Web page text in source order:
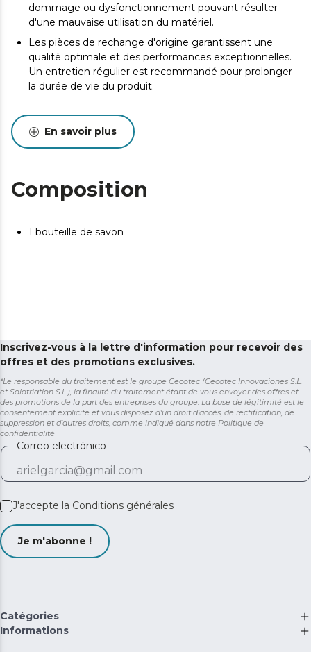
dommage ou dysfonctionnement pouvant résulter
d'une mauvaise utilisation du matériel.
Les pièces de rechange d'origine garantissent une
qualité optimale et des performances exceptionnelles.
Un entretien régulier est recommandé pour prolonger
la durée de vie du produit.
En savoir plus
Composition
1 bouteille de savon
Inscrivez-vous à la lettre d'information pour recevoir des
offres et des promotions exclusives.
*Le responsable du traitement est le groupe Cecotec (Cecotec Innovaciones S.L.
et Solotriatlon S.L.), la finalité du traitement étant de vous envoyer des offres et
des promotions de la part des entreprises du groupe. La base de légitimité est le
consentement explicite et vous disposez d'un droit d'accès, de rectification, de
suppression et d'autres droits, comme indiqué dans notre Politique de
confidentialité
Correo electrónico
J'accepte la Conditions générales
Je m'abonne !
Catégories
Informations